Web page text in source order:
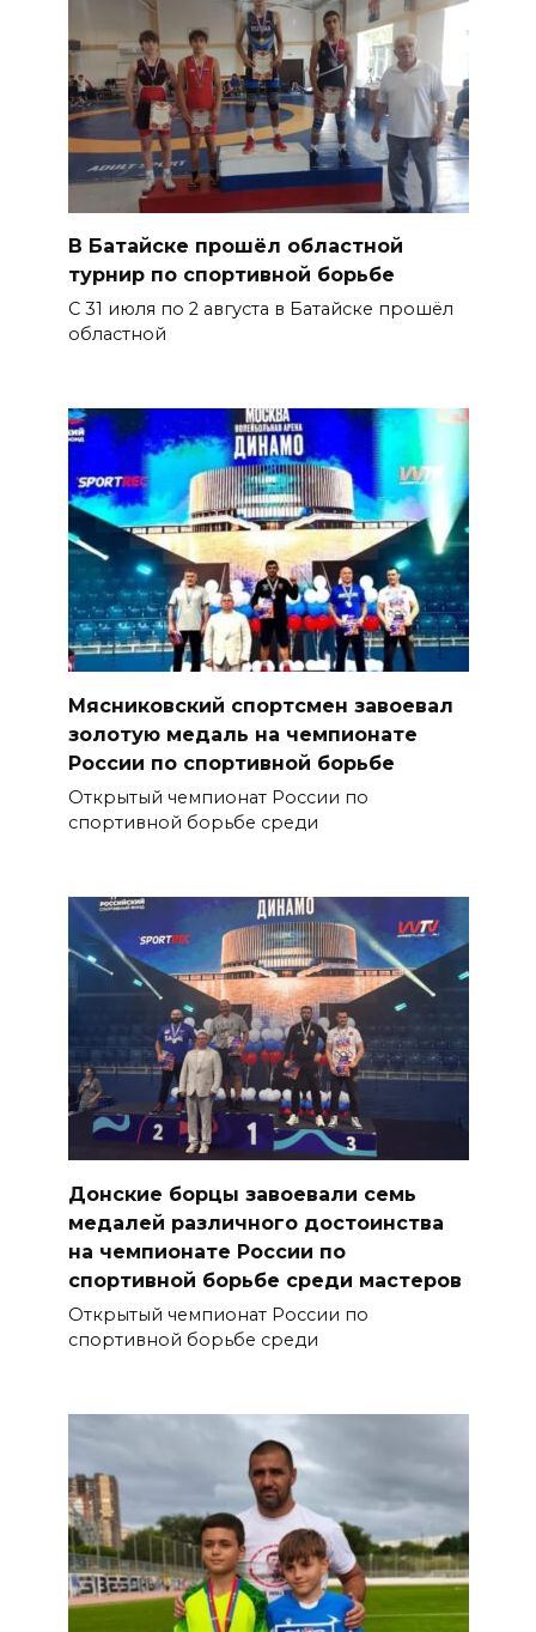
В Батайске прошёл областной
турнир по спортивной борьбе
С 31 июля по 2 августа в Батайске прошёл
областной
Мясниковский спортсмен завоевал
золотую медаль на чемпионате
России по спортивной борьбе
Открытый чемпионат России по
спортивной борьбе среди
Донские борцы завоевали семь
медалей различного достоинства
на чемпионате России по
спортивной борьбе среди мастеров
Открытый чемпионат России по
спортивной борьбе среди